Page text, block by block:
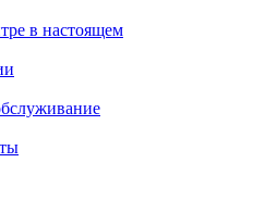
в настоящем